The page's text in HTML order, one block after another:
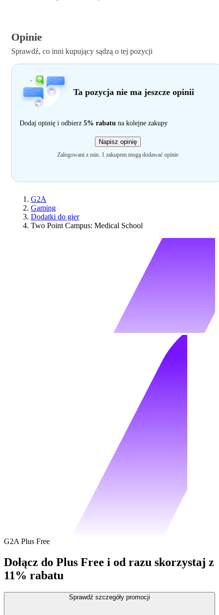
Opinie
Sprawdź, co inni kupujący sądzą o tej pozycji
Ta pozycja nie ma jeszcze opinii
Dodaj opinię i odbierz 5% rabatu na kolejne zakupy
Napisz opinię
Zalogowani z min. 1 zakupem mogą dodawać opinie
G2A
Gaming
Dodatki do gier
Two Point Campus: Medical School
G2A Plus Free
Dołącz do Plus Free i od razu skorzystaj z
11% rabatu
Sprawdź szczegóły promocji